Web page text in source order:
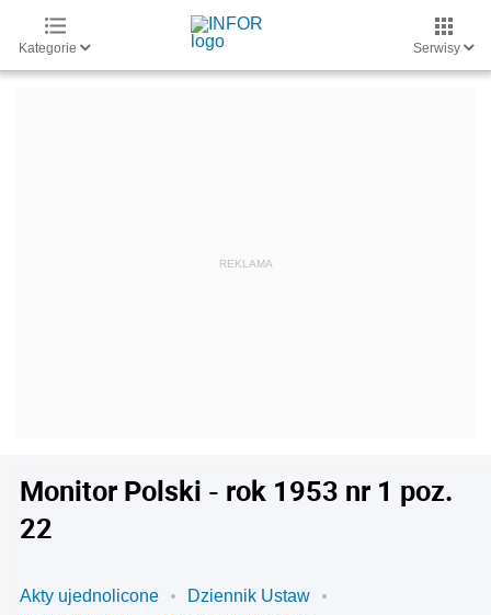
Kategorie Serwisy
Monitor Polski - rok 1953 nr 1 poz.
22
Akty ujednolicone
Dziennik Ustaw